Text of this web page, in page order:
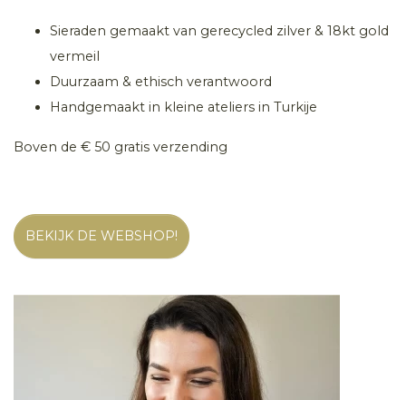
Sieraden gemaakt van gerecycled zilver & 18kt gold
vermeil
Duurzaam & ethisch verantwoord
Handgemaakt in kleine ateliers in Turkije
Boven de € 50 gratis verzending
BEKIJK DE WEBSHOP!